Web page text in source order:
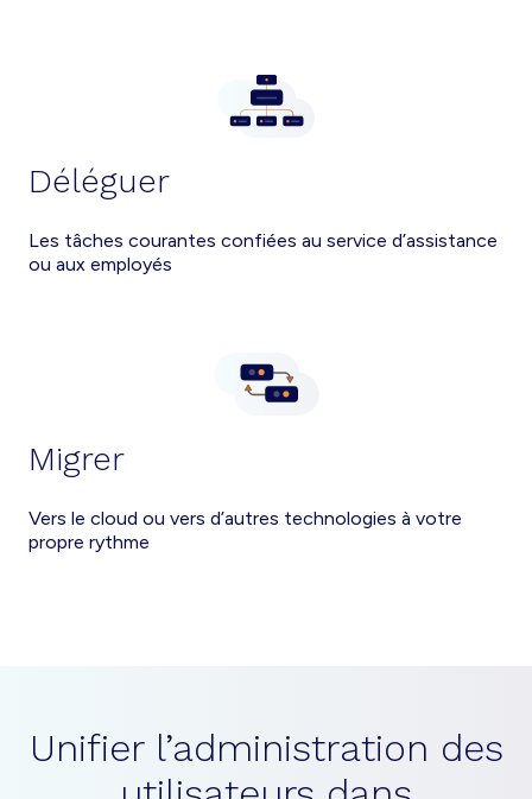
Déléguer
Les tâches courantes confiées au service d’assistance
ou aux employés
Migrer
Vers le cloud ou vers d’autres technologies à votre
propre rythme
Unifier l’administration des